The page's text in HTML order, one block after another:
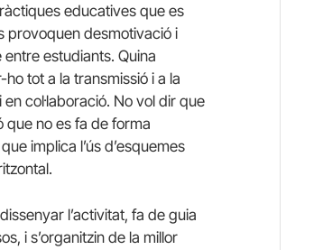
educatives que es
provoquen desmotivació i
estudiants. Quina
tot a la transmissió i a la
col·laboració. No vol dir que
que no es fa de forma
implica l’ús d’esquemes
l’activitat, fa de guia
i s’organitzin de la millor